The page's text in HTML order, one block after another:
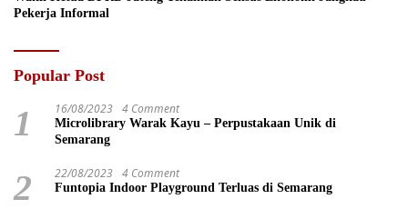
Pekerja Informal
Popular Post
1 16/08/2023 4 Comment
Microlibrary Warak Kayu – Perpustakaan Unik di
Semarang
2 22/08/2023 4 Comment
Funtopia Indoor Playground Terluas di Semarang